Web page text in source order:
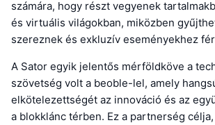
számára, hogy részt vegyenek
és virtuális világokban, miközben
szereznek és exkluzív eseményekhez
A Sator egyik jelentős mérföldköve a
szövetség volt a beoble-lel, amely
elkötelezettségét az innováció és az
a blokklánc térben. Ez a partnerség